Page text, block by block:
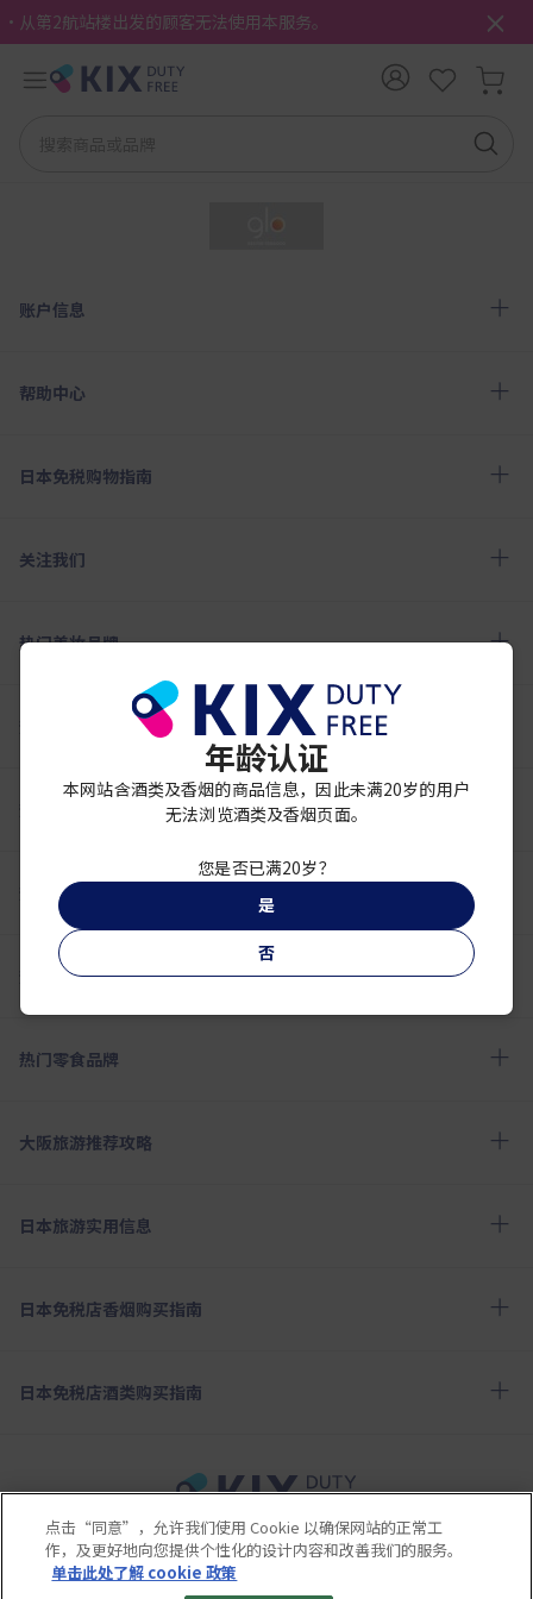
・从第2航站楼出发的顾客无法使用本服务。
账户信息
帮助中心
日本免税购物指南
关注我们
热门美妆品牌
热门香烟品牌
热门酒类品牌
热门零食品牌
大阪旅游推荐攻略
日本旅游实用信息
日本免税店香烟购买指南
日本免税店酒类购买指南
使用条款 隐私保护条款
Cookie政策
关于社交媒体使用规章
点击“同意”，允许我们使用 Cookie 以确保网站的正常工
作，及更好地向您提供个性化的设计内容和改善我们的服务。
单击此处了解 cookie 政策
年龄认证
本网站含酒类及香烟的商品信息，因此未满20岁的用户
无法浏览酒类及香烟页面。
您是否已满20岁？
是
否